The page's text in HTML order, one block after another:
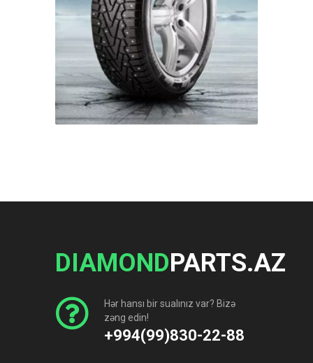
DIAMONDPARTS.AZ
Hər hansı bir sualınız var? Bizə
zəng edin!
+994(99)830-22-88